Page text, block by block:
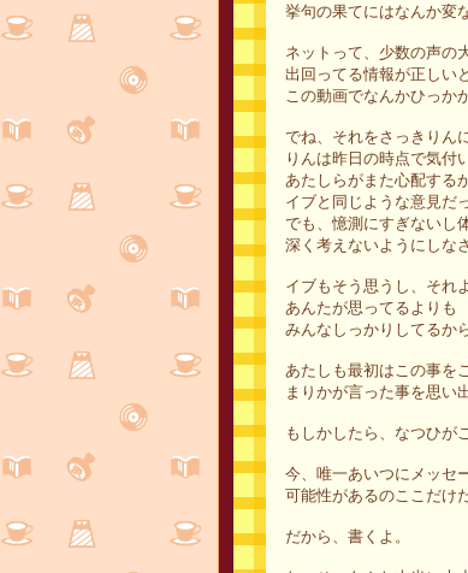
挙句の果てにはなんか変
ネットって、少数の声の
出回ってる情報が正しい
この動画でなんかひっか
でね、それをさっきりん
りんは昨日の時点で気付
あたしらがまた心配する
イブと同じような意見だ
でも、憶測にすぎないし
深く考えないようにしな
イブもそう思うし、それ
あんたが思ってるよりも
みんなしっかりしてるか
あたしも最初はこの事を
まりかが言った事を思い
もしかしたら、なつひが
今、唯一あいつにメッセ
可能性があるのここだけ
だから、書くよ。